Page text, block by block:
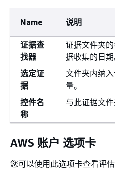
Name 说明
证据查
找器
证据文件夹
据收集的日期
选定证
据
文件夹内纳
量。
控件名
称
与此证据文件
AWS 账户 选项卡
您可以使用此选项卡查看评